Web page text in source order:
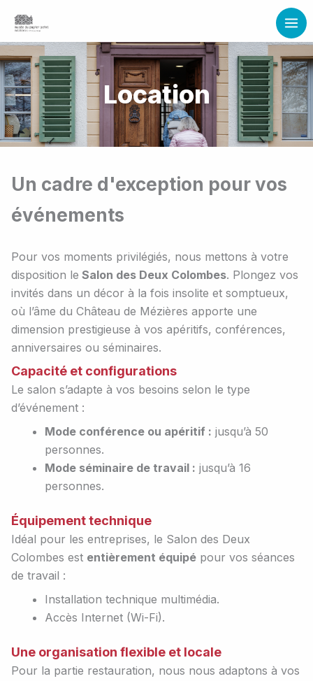
contenu
Location
Un cadre d'exception pour vos
événements
Pour vos moments privilégiés, nous mettons à votre
disposition le Salon des Deux Colombes. Plongez vos
invités dans un décor à la fois insolite et somptueux,
où l’âme du Château de Mézières apporte une
dimension prestigieuse à vos apéritifs, conférences,
anniversaires ou séminaires.
Capacité et configurations
Le salon s’adapte à vos besoins selon le type
d’événement :
Mode conférence ou apéritif : jusqu’à 50
personnes.
Mode séminaire de travail : jusqu’à 16
personnes.
Équipement technique
Idéal pour les entreprises, le Salon des Deux
Colombes est entièrement équipé pour vos séances
de travail :
Installation technique multimédia.
Accès Internet (Wi-Fi).
Une organisation flexible et locale
Pour la partie restauration, nous nous adaptons à vos